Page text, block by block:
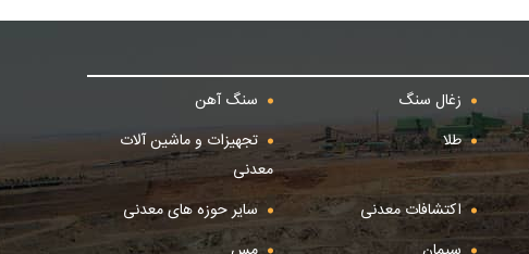
زغال سنگ
سنگ آهن
طلا
تجهیزات و ماشین آلات
معدنی
اکتشافات معدنی
سایر حوزه های معدنی